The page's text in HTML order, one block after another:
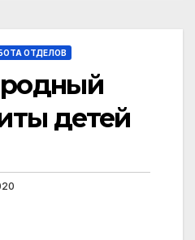
ОТДЕЛОВ
детей